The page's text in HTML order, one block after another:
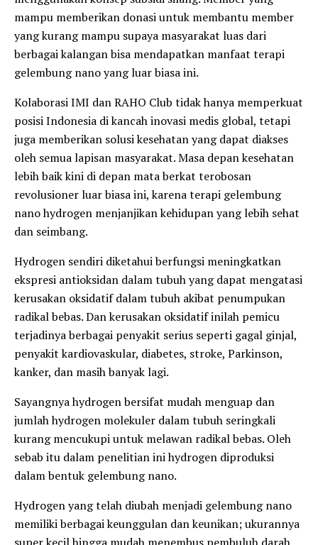
mampu memberikan donasi untuk membantu member
yang kurang mampu supaya masyarakat luas dari
berbagai kalangan bisa mendapatkan manfaat terapi
gelembung nano yang luar biasa ini.
Kolaborasi IMI dan RAHO Club tidak hanya memperkuat
posisi Indonesia di kancah inovasi medis global, tetapi
juga memberikan solusi kesehatan yang dapat diakses
oleh semua lapisan masyarakat. Masa depan kesehatan
lebih baik kini di depan mata berkat terobosan
revolusioner luar biasa ini, karena terapi gelembung
nano hydrogen menjanjikan kehidupan yang lebih sehat
dan seimbang.
Hydrogen sendiri diketahui berfungsi meningkatkan
ekspresi antioksidan dalam tubuh yang dapat mengatasi
kerusakan oksidatif dalam tubuh akibat penumpukan
radikal bebas. Dan kerusakan oksidatif inilah pemicu
terjadinya berbagai penyakit serius seperti gagal ginjal,
penyakit kardiovaskular, diabetes, stroke, Parkinson,
kanker, dan masih banyak lagi.
Sayangnya hydrogen bersifat mudah menguap dan
jumlah hydrogen molekuler dalam tubuh seringkali
kurang mencukupi untuk melawan radikal bebas. Oleh
sebab itu dalam penelitian ini hydrogen diproduksi
dalam bentuk gelembung nano.
Hydrogen yang telah diubah menjadi gelembung nano
memiliki berbagai keunggulan dan keunikan; ukurannya